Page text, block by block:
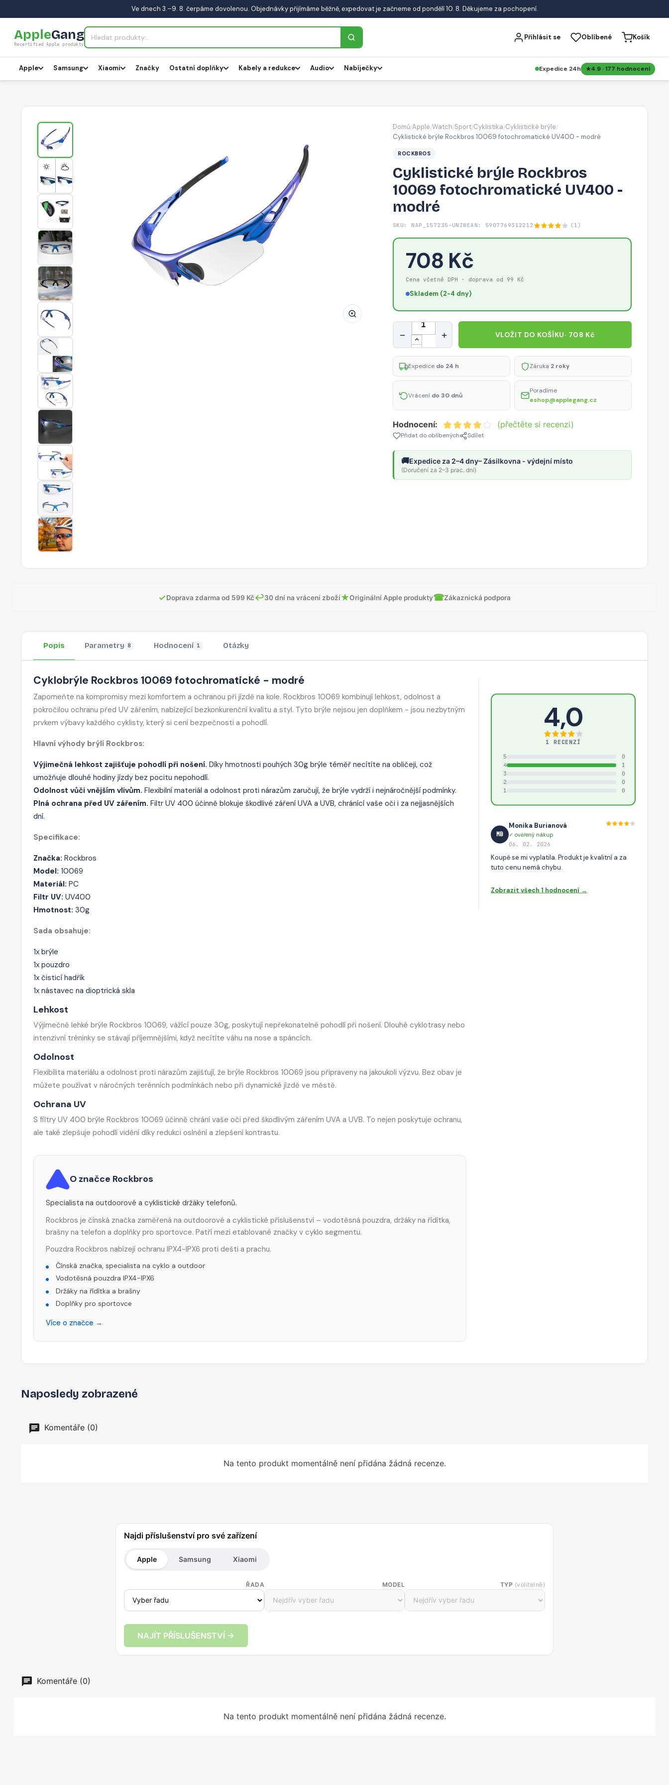
Ve dnech 3.–9. 8. čerpáme dovolenou. Objednávky přijímáme běžně, expedovat je začneme od pondělí 10. 8. Děkujeme za pochopení.
AppleGang
Recertified Apple produkty
Přihlásit se Oblíbené Košík
Apple Samsung Xiaomi Značky Ostatní doplňky Kabely a redukce Audio Nabíječky Expedice 24h 4.9 · 177 hodnocení
Cyklistické
brýle
10069
fotochromatické
Domů/Apple/Watch/Sport/Cyklistika/Cyklistické brýle/
Cyklistické brýle Rockbros 10069 fotochromatické UV400 - modré
ROCKBROS
Cyklistické brýle Rockbros
10069 fotochromatické UV400 -
modré
SKU: NAP_157235-UNIWEAN: 5907769312212 (1)
708 Kč
Cena včetně DPH · doprava od 99 Kč
Skladem (2-4 dny)
Množství
− + VLOŽIT DO KOŠÍKU· 708 Kč
Expedice do 24 h Záruka 2 roky
Vrácení do 30 dnů
Poradíme
eshop@applegang.cz
Hodnocení: (přečtěte si recenzi)
Přidat do oblíbených Sdílet
🚚Expedice za 2–4 dny– Zásilkovna - výdejní místo
(Doručení za 2–3 prac. dní)
✓Doprava zdarma od 599 Kč↩30 dní na vrácení zboží★Originální Apple produkty☎Zákaznická podpora
Popis Parametry 8 Hodnocení 1 Otázky
Cyklobrýle Rockbros 10069 fotochromatické - modré
Zapomeňte na kompromisy mezi komfortem a ochranou při jízdě na kole. Rockbros 10069 kombinují lehkost, odolnost a
pokročilou ochranu před UV zářením, nabízející bezkonkurenční kvalitu a styl. Tyto brýle nejsou jen doplňkem - jsou nezbytným
prvkem výbavy každého cyklisty, který si cení bezpečnosti a pohodlí.
Hlavní výhody brýlí Rockbros:
Výjimečná lehkost zajišťuje pohodlí při nošení. Díky hmotnosti pouhých 30g brýle téměř necítíte na obličeji, což
umožňuje dlouhé hodiny jízdy bez pocitu nepohodlí.
Odolnost vůči vnějším vlivům. Flexibilní materiál a odolnost proti nárazům zaručují, že brýle vydrží i nejnáročnější podmínky.
Plná ochrana před UV zářením. Filtr UV 400 účinně blokuje škodlivé záření UVA a UVB, chránící vaše oči i za nejjasnějších
dní.
Specifikace:
Značka: Rockbros
Model: 10069
Materiál: PC
Filtr UV: UV400
Hmotnost: 30g
Sada obsahuje:
1x brýle
1x pouzdro
1x čisticí hadřík
1x nástavec na dioptrická skla
Lehkost
Výjimečně lehké brýle Rockbros 10069, vážící pouze 30g, poskytují nepřekonatelné pohodlí při nošení. Dlouhé cyklotrasy nebo
intenzivní tréninky se stávají příjemnějšími, když necítíte váhu na nose a spáncích.
Odolnost
Flexibilita materiálu a odolnost proti nárazům zajišťují, že brýle Rockbros 10069 jsou připraveny na jakoukoli výzvu. Bez obav je
můžete používat v náročných terénních podmínkách nebo při dynamické jízdě ve městě.
Ochrana UV
S filtry UV 400 brýle Rockbros 10069 účinně chrání vaše oči před škodlivým zářením UVA a UVB. To nejen poskytuje ochranu,
ale také zlepšuje pohodlí vidění díky redukci oslnění a zlepšení kontrastu.
O značce Rockbros
Specialista na outdoorové a cyklistické držáky telefonů.
Rockbros je čínská značka zaměřená na outdoorové a cyklistické příslušenství – vodotěsná pouzdra, držáky na řídítka,
brašny na telefon a doplňky pro sportovce. Patří mezi etablované značky v cyklo segmentu.
Pouzdra Rockbros nabízejí ochranu IPX4-IPX6 proti dešti a prachu.
Čínská značka, specialista na cyklo a outdoor
Vodotěsná pouzdra IPX4-IPX6
Držáky na řídítka a brašny
Doplňky pro sportovce
Více o značce →
4,0
1 RECENZÍ
5
0
4
1
3
0
2
0
1
0
MB
Monika Burianová
✓ ověřený nákup
06. 02. 2026
Koupě se mi vyplatila. Produkt je kvalitní a za
tuto cenu nemá chybu.
Zobrazit všech 1 hodnocení →
Naposledy zobrazené
Komentáře (0)
Na tento produkt momentálně není přidána žádná recenze.
Najdi příslušenství pro své zařízení
Apple Samsung Xiaomi
ŘADA MODEL TYP (volitelně)
NAJÍT PŘÍSLUŠENSTVÍ →
Komentáře (0)
Na tento produkt momentálně není přidána žádná recenze.